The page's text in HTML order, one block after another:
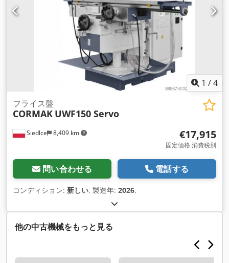
1 /4
Siedlce 8,409 km
フライス盤
CORMAK UWF150 Servo
€17,915
固定価格 消費税別
問い合わせる 電話する
コンディション: 新しい, 製造年: 2026,
他の中古機械をもっと見る